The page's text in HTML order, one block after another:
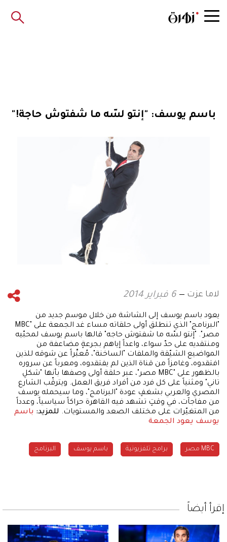
باسم يوسف: "إنتو لسّه ما شفتوش حاجة!"
لاما عزت 6 فبراير 2014
يعود باسم يوسف إلى الشاشة من خلال موسم جديد من
"البرنامج" الذي تنطلق أولى حلقاته مساء غد الجمعة على "MBC
مصر". "إنتو لسّه ما شفتوش حاجه" قالها باسم يوسف لمحبّيه
ومنتقديه على حدّ سواء، واعداً إياهم بجرعةٍ مضاعفة من
المواضيع الشيّقة والملفات "الساخنة"، مُعبِّراً عن شوقه للذين
افتقدوه، وغامزاً من قناة الذين لم يفتقدوه، ومعرباً عن سروره
بالظهور على "MBC مصر"، عبر حلقة أولى وصفها بأنها "شكلِ
تاني" ومثنياً على كل فرد من أفراد فريق العمل. ويترقّب الشارع
المصري والعربي بشغفٍ عودة "البرنامج"، وما سيحمله يوسف
من مفاجآت، في وقتٍ تشهد فيه القاهرة حراكاً سياسياً، وعدداً
من المتغيّرات على مختلف الصعد والمستويات. للمزيد: باسم
يوسف يعود الجمعة
MBC مصر برامج تلفزيونية باسم يوسف البرنامج
إقرأ أيضاً